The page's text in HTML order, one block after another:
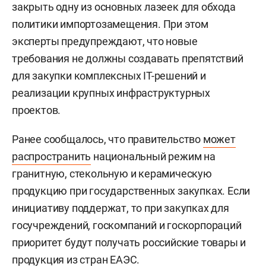
закрыть одну из основных лазеек для обхода
политики импортозамещения. При этом
эксперты предупреждают, что новые
требования не должны создавать препятствий
для закупки комплексных IT-решений и
реализации крупных инфраструктурных
проектов.
Ранее сообщалось, что правительство может
распространить национальный режим на
гранитную, стекольную и керамическую
продукцию при государственных закупках. Если
инициативу поддержат, то при закупках для
госучреждений, госкомпаний и госкорпораций
приоритет будут получать российские товары и
продукция из стран ЕАЭС.